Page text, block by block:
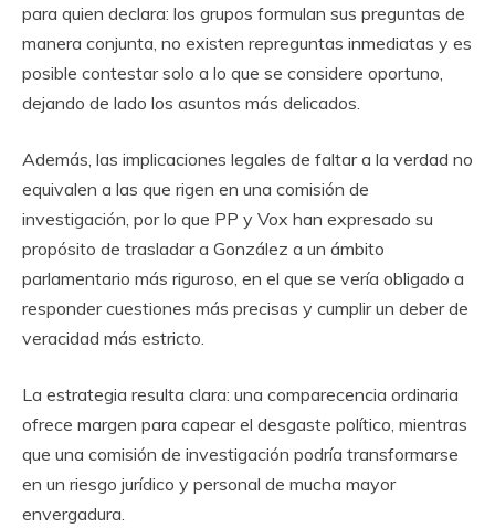
para quien declara: los grupos formulan sus preguntas de
manera conjunta, no existen repreguntas inmediatas y es
posible contestar solo a lo que se considere oportuno,
dejando de lado los asuntos más delicados.
Además, las implicaciones legales de faltar a la verdad no
equivalen a las que rigen en una comisión de
investigación, por lo que PP y Vox han expresado su
propósito de trasladar a González a un ámbito
parlamentario más riguroso, en el que se vería obligado a
responder cuestiones más precisas y cumplir un deber de
veracidad más estricto.
La estrategia resulta clara: una comparecencia ordinaria
ofrece margen para capear el desgaste político, mientras
que una comisión de investigación podría transformarse
en un riesgo jurídico y personal de mucha mayor
envergadura.